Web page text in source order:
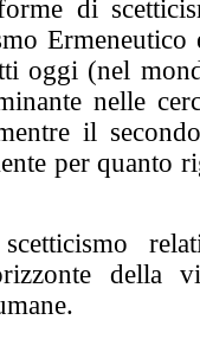
di
Ermeneutico
oggi (nel
nelle
il
per quanto
della